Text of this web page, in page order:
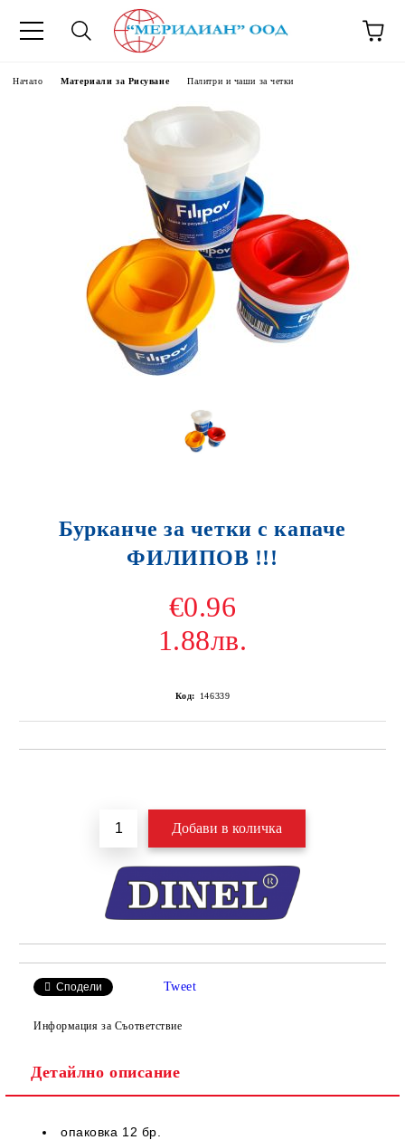
Начало Материали за Рисуване Палитри и чаши за четки
Бурканче за четки с капаче
ФИЛИПОВ !!!
€0.96
1.88лв.
Код: 146339
Сподели Tweet
Информация за Съответствие
Детайлно описание
опаковка 12 бр.